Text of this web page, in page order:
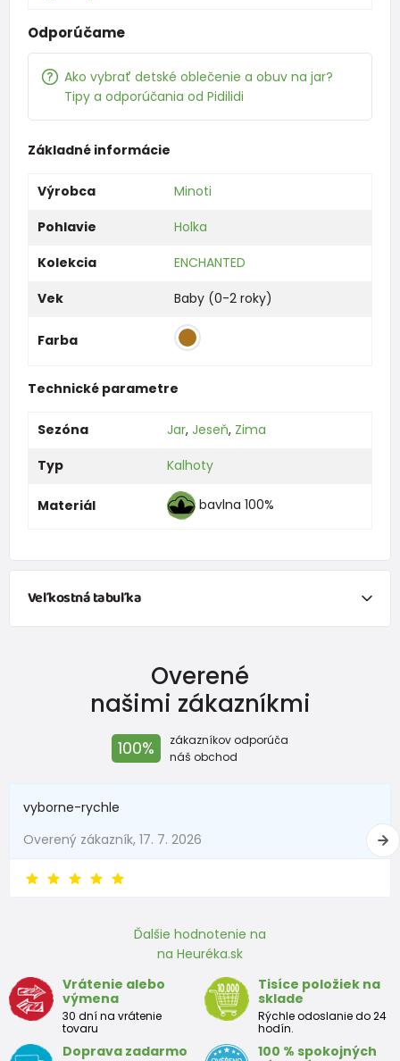
Odporúčame
Ako vybrať detské oblečenie a obuv na jar?
Tipy a odporúčania od Pidilidi
Základné informácie
Výrobca
Minoti
Pohlavie
Holka
Kolekcia
ENCHANTED
Vek
Baby (0-2 roky)
Farba
Technické parametre
Sezóna Jar, Jeseň, Zima
Typ
Kalhoty
Materiál bavlna 100%
Veľkostná tabuľka
Výška (cm)
New Baby do 50 do 3,4
Do 1 mesiaca do 56 do 4,5
6 - 9 mesiace 68 -74 8 - 9,5
9 - 12 mesiace 74-80 9,5 - 11
Približná tabuľka veľkosti batoľaťa
Veľkosť
Výška
(cm)
Prsia
(cm)
Pás
(cm)
(cm)
12
Overené
našimi zákazníkmi
100%
zákazníkov odporúča
náš obchod
vyborne-rychle
Overený zákazník, 17. 7. 2026
Ďalšie hodnotenie na
na Heuréka.sk
Vrátenie alebo
výmena
30 dní na vrátenie
tovaru
Tisíce položiek na
sklade
Rýchle odoslanie do 24
hodín.
Doprava zadarmo
100 % spokojných